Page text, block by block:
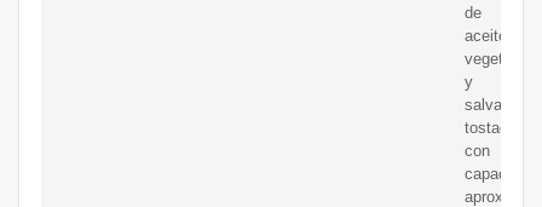
de
aceite
vegetal
y
salvado
tostado,
con
capacidad